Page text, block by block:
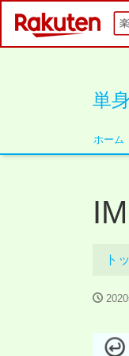
単
ホーム
ト